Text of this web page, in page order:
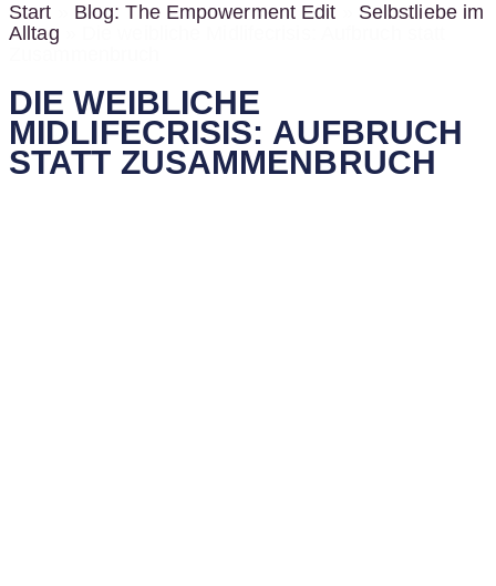
Start Blog: The Empowerment Edit
Selbstliebe im
Alltag
DIE WEIBLICHE
MIDLIFECRISIS: AUFBRUCH
STATT ZUSAMMENBRUCH